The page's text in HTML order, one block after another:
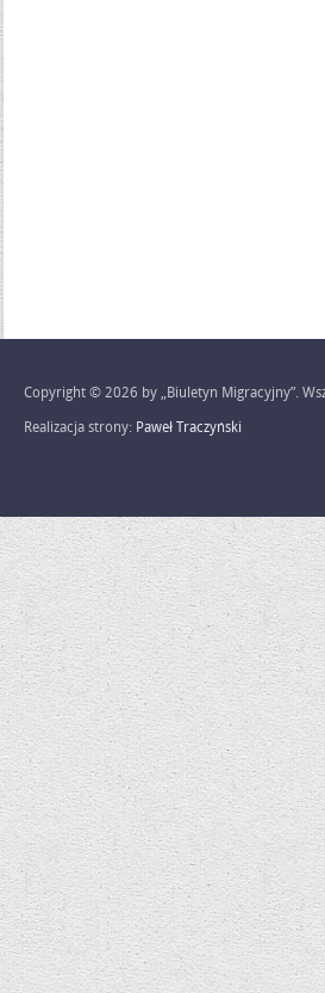
Copyright © 2026 by „Biuletyn Migracyjny”.
Realizacja strony: Paweł Traczyński